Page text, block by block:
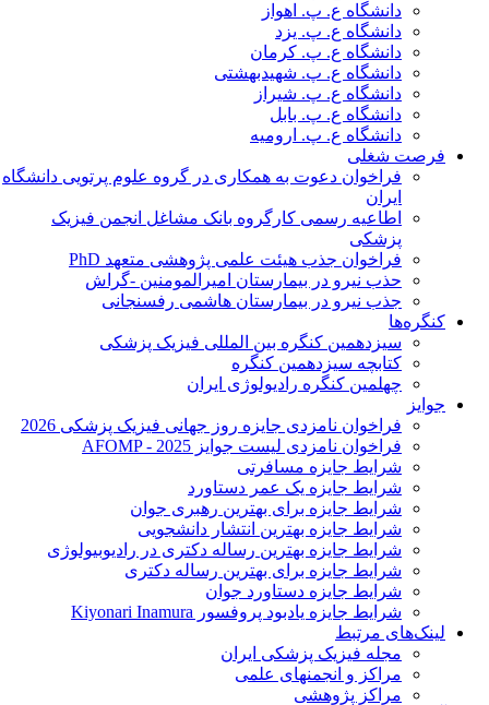
دانشگاه ع. پ. اهواز
دانشگاه ع. پ. یزد
دانشگاه ع. پ. کرمان
دانشگاه ع. پ. شهید‌بهشتی
دانشگاه ع. پ. شیراز
دانشگاه ع. پ. بابل
دانشگاه ع. پ. ارومیه
فرصت شغلی
فراخوان دعوت به همکاری در گروه علوم پرتویی دانشگاه
ایران
اطاعیه رسمی کارگروه بانک مشاغل انجمن فیزیک
پزشکی
فراخوان جذب هیئت علمی پژوهشی متعهد PhD
حذب نیرو در بیمارستان امیرالمومنین -گراش
جذب نیرو در بیمارستان هاشمی رفسنجانی
کنگره‌ها
سیزدهمین کنگره بین المللی فیزیک پزشکی
کتابچه سیزدهمین کنگره
چهلمین کنگره رادیولوژی ایران
جوایز
فراخوان نامزدی جایزه روز جهانی فیزیک پزشکی 2026
فراخوان نامزدی لیست جوایز AFOMP - 2025
شرایط جایزه مسافرتی
شرایط جایزه یک عمر دستاورد
شرایط جایزه برای بهترین رهبری جوان
شرایط جایزه بهترین انتشار دانشجویی
شرایط جایزه بهترین رساله دکتری در رادیوبیولوژی
شرایط جایزه برای بهترین رساله دکتری
شرایط جایزه دستاورد جوان
شرایط جایزه یادبود پروفسور Kiyonari Inamura
لینک‌های مرتبط
مجله فیزیک پزشکی ایران
مراکز و انجمنهای علمی
مراکز پژوهشی